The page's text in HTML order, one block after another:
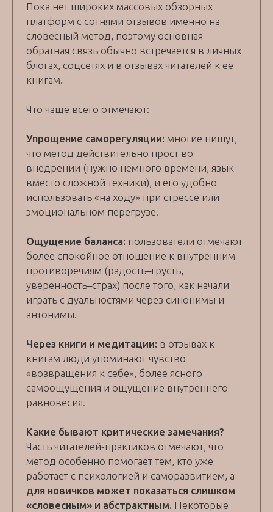
Пока нет широких массовых обзорных
платформ с сотнями отзывов именно на
словесный метод, поэтому основная
обратная связь обычно встречается в личных
блогах, соцсетях и в отзывах читателей к её
книгам.
Что чаще всего отмечают:
Упрощение саморегуляции: многие пишут,
что метод действительно прост во
внедрении (нужно немного времени, язык
вместо сложной техники), и его удобно
использовать «на ходу» при стрессе или
эмоциональном перегрузе.
Ощущение баланса: пользователи отмечают
более спокойное отношение к внутренним
противоречиям (радость–грусть,
уверенность–страх) после того, как начали
играть с дуальностями через синонимы и
антонимы.
Через книги и медитации: в отзывах к
книгам люди упоминают чувство
«возвращения к себе», более ясного
самоощущения и ощущение внутреннего
равновесия.
Какие бывают критические замечания?
Часть читателей‑практиков отмечают, что
метод особенно помогает тем, кто уже
работает с психологией и саморазвитием, а
для новичков может показаться слишком
«словесным» и абстрактным. Некоторые